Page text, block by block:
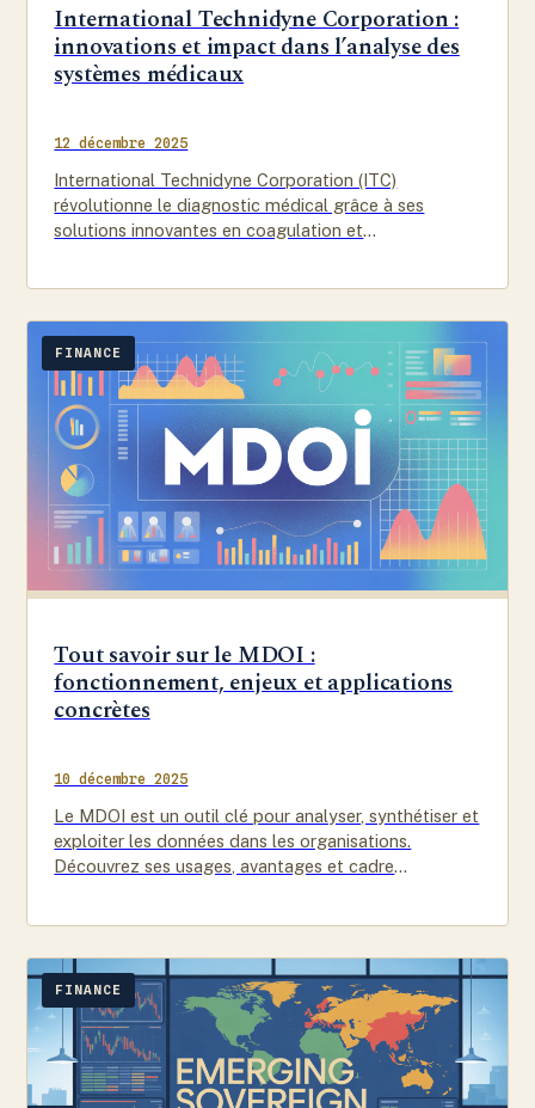
International Technidyne Corporation :
innovations et impact dans l’analyse des
systèmes médicaux
12 décembre 2025
International Technidyne Corporation (ITC)
révolutionne le diagnostic médical grâce à ses
solutions innovantes en coagulation et
FINANCE
Tout savoir sur le MDOI :
fonctionnement, enjeux et applications
concrètes
10 décembre 2025
Le MDOI est un outil clé pour analyser, synthétiser et
exploiter les données dans les organisations.
Découvrez ses usages, avantages et cadre
FINANCE